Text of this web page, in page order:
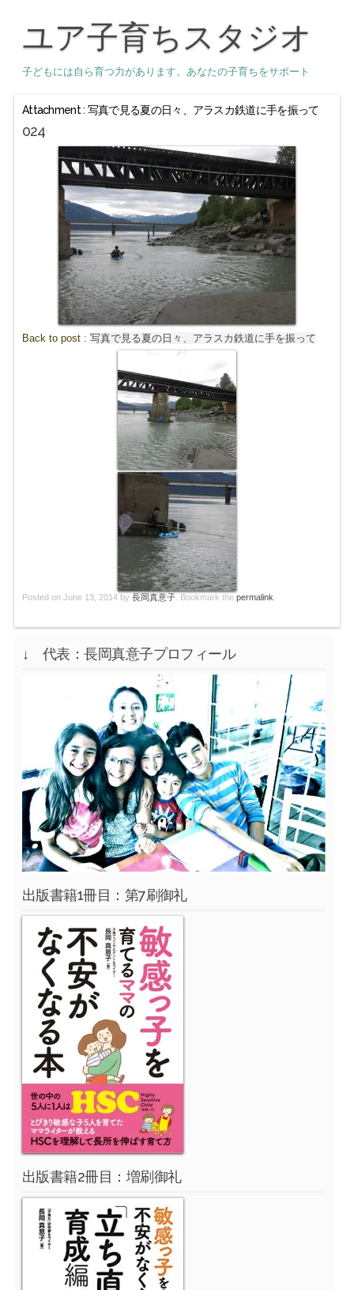
ユア子育ちスタジオ
子どもには自ら育つ力があります。あなたの子育ちをサポート
Attachment : 写真で見る夏の日々、アラスカ鉄道に手を振って
024
Back to post : 写真で見る夏の日々、アラスカ鉄道に手を振って
Posted on June 13, 2014 by 長岡真意子. Bookmark the permalink
↓ 代表：長岡真意子プロフィール
出版書籍1冊目：第7刷御礼
出版書籍2冊目：増刷御礼